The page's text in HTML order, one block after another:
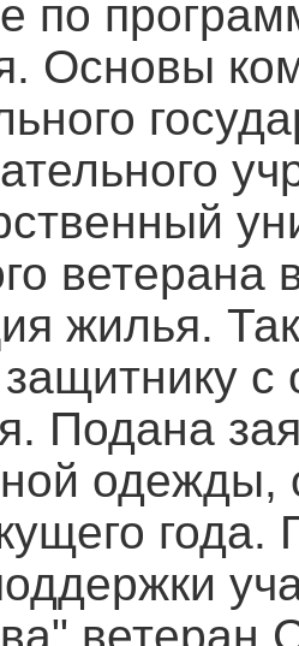
по
Основы
ветерана
жилья.
с
Подана
одежды,
года.